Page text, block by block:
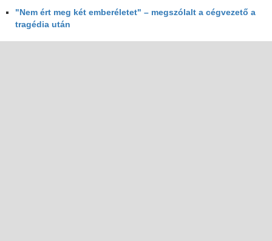
"Nem ért meg két emberéletet" – megszólalt a cégvezető a
tragédia után